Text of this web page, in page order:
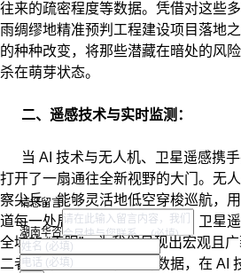
往来的疏密程度等数据。凭借对这些
雨绸缪地精准预判工程建设项目落地
的种种改变，将那些潜藏在暗处的风
杀在萌芽状态。
二、遥感技术与实时监测：
当 AI 技术与无人机、卫星遥感携
打开了一扇通往全新视野的大门。无
察尖兵，能够灵活地低空穿梭巡航，
道每一处局部细节的高清影像，卫星
全域的 “天眼”，为我们呈现出宏观且
二者通力合作采集而来的数据，在 AI
请您留言
湖南华咨